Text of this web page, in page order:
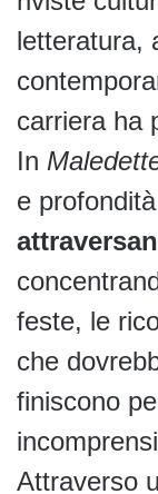
letteratura,
carriera ha
In
e
feste, le
che
finiscono
Attraverso